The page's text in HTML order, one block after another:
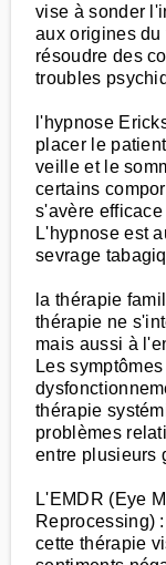
vise à sonder
aux origines
résoudre des
troubles
l'hypnose
placer le
veille et le
certains
s'avère
L'hypnose est
sevrage
la thérapie
thérapie ne
mais aussi à
Les
thérapie
problèmes
entre plusieurs
L'EMDR (Eye
Reprocessing)
cette thérapie